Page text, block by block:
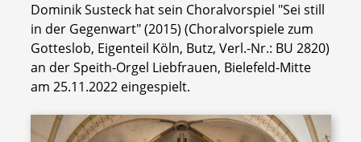
Dominik Susteck hat sein Choralvorspiel "Sei still
in der Gegenwart" (2015) (Choralvorspiele zum
Gotteslob, Eigenteil Köln, Butz, Verl.-Nr.: BU 2820)
an der Speith-Orgel Liebfrauen, Bielefeld-Mitte
am 25.11.2022 eingespielt.